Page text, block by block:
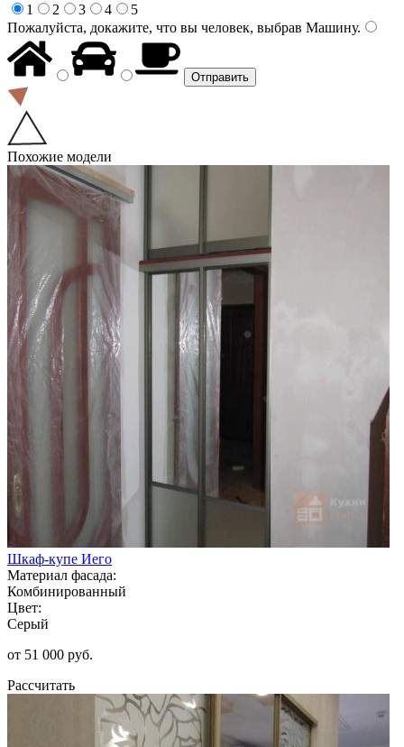
1
2 3 4
5
Пожалуйста, докажите, что вы человек, выбрав Машину.
Похожие модели
Шкаф-купе Иего
Материал фасада:
Комбинированный
Цвет:
Серый
от 51 000 руб.
Рассчитать